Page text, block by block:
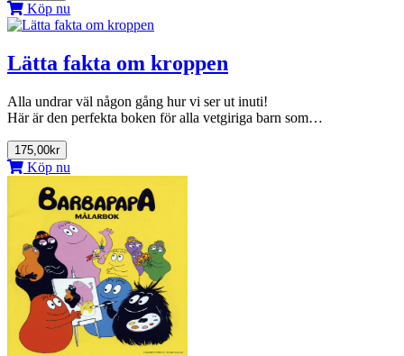
Köp nu
Lätta fakta om kroppen
Alla undrar väl någon gång hur vi ser ut inuti!
Här är den perfekta boken för alla vetgiriga barn som…
175,00kr
Köp nu